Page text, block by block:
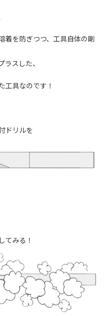
を防ぎつつ、工具自体の剛
スした、
工具なのです！
ドリルを
てみる！